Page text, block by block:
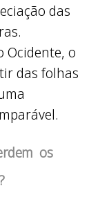
das
Ocidente, o
das folhas
os